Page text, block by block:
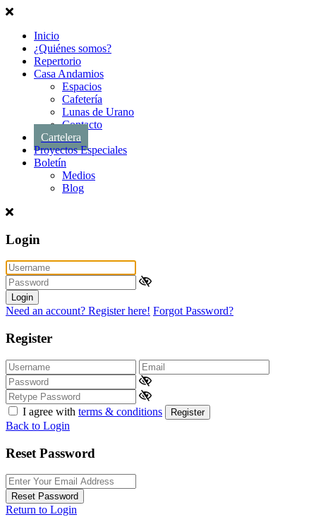
Inicio
¿Quiénes somos?
Repertorio
Casa Andamios
Espacios
Cafetería
Lunas de Urano
Contacto
Cartelera
Proyectos Especiales
Boletín
Medios
Blog
Login
Login
Need an account? Register here! Forgot Password?
Register
I agree with terms & conditions Register
Back to Login
Reset Password
Reset Password
Return to Login